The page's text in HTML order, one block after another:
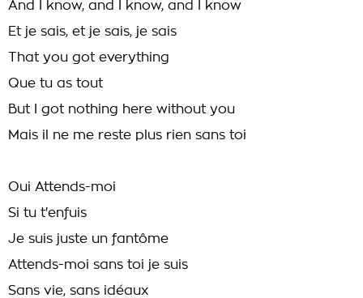
And I know, and I know, and I know
Et je sais, et je sais, je sais
That you got everything
Que tu as tout
But I got nothing here without you
Mais il ne me reste plus rien sans toi
Oui Attends-moi
Si tu t'enfuis
Je suis juste un fantôme
Attends-moi sans toi je suis
Sans vie, sans idéaux